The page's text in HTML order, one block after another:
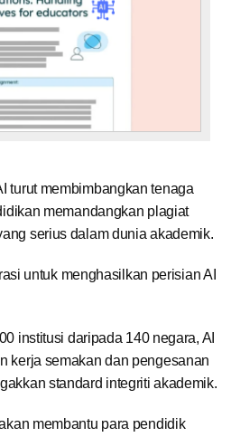
turut membimbangkan tenaga
memandangkan plagiat
serius dalam dunia akademik.
untuk menghasilkan perisian AI
institusi daripada 140 negara, AI
kerja semakan dan pengesanan
standard integriti akademik.
membantu para pendidik